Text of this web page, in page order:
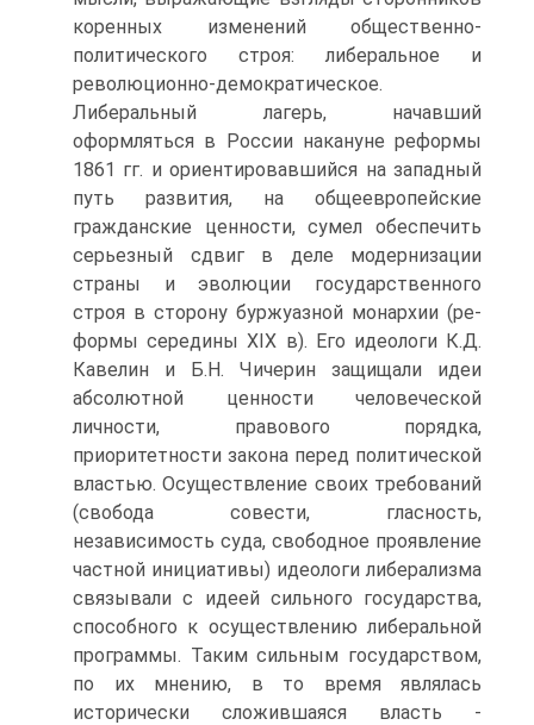
коренных изменений общественно-
политического строя: ли­беральное и
революционно-демократическое.
Либеральный лагерь, начавший
оформляться в России накануне реформы
1861 гг. и ориентировавшийся на западный
путь развития, на общеевропейские
гражданские ценности, сумел обеспечить
серьезный сдвиг в деле модернизации
страны и эволюции го­сударственного
строя в сторону буржуазной монархии (ре­
формы середины XIX в). Его идеологи К.Д.
Кавелин и Б.Н. Чичерин защищали идеи
абсолютной ценности человеческой
личности, правового порядка,
приоритетности закона перед политической
властью. Осуществление своих требований
(свобода совести, гласность,
независимость суда, свободное проявление
частной инициативы) идеологи либерализма
свя­зывали с идеей сильного государства,
способного к осуществ­лению либеральной
программы. Таким сильным государст­вом,
по их мнению, в то время являлась
исторически сложив­шаяся власть -